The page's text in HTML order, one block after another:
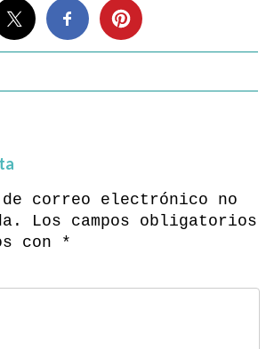
correo electrónico no
Los campos obligatorios
con
*